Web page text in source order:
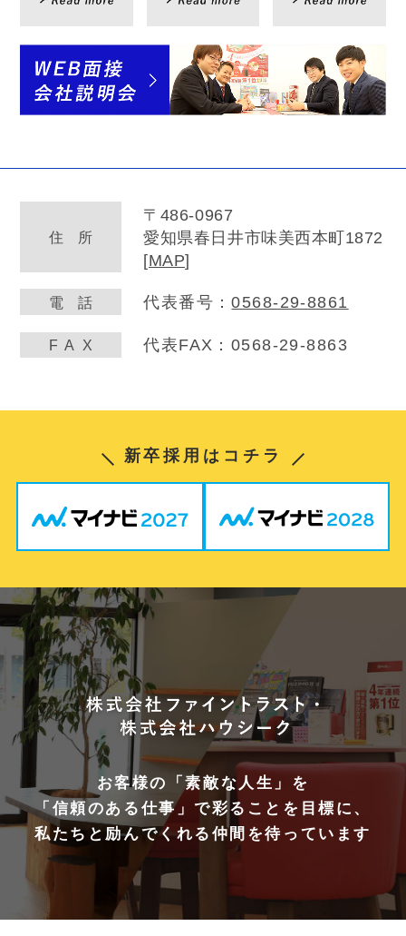
住 所
〒486-0967
愛知県春日井市味美西本町1872
[MAP]
電話 代表番号：0568-29-8861
FA X 代表FAX：0568-29-8863
新卒採用はコチラ
お客様の「素敵な人生」を
「信頼のある仕事」で彩ることを目標に、
私たちと励んでくれる仲間を待っています